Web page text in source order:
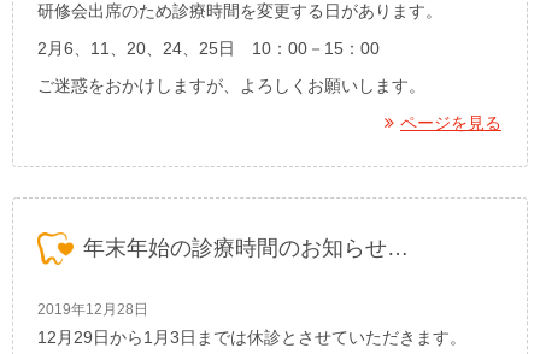
研修会出席のため診療時間を変更する日があります。
2月6、11、20、24、25日 10：00－15：00
ご迷惑をおかけしますが、よろしくお願いします。
ページを見る
年末年始の診療時間のお知らせ…
2019年12月28日
12月29日から1月3日までは休診とさせていただきます。